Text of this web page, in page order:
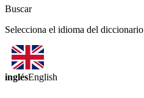
Buscar
Selecciona el idioma del diccionario
inglésEnglish